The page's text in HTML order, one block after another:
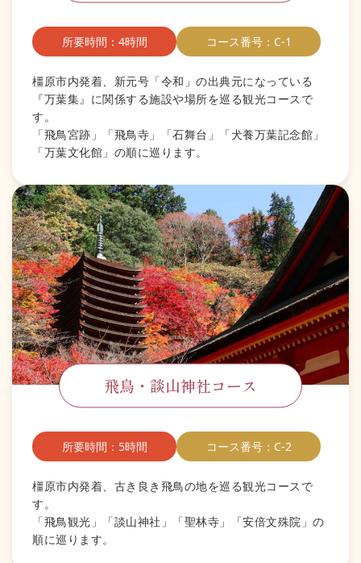
所要時間：4時間 コース番号：C-1
橿原市内発着、新元号「令和」の出典元になっている
『万葉集』に関係する施設や場所を巡る観光コースで
す。
「飛鳥宮跡」「飛鳥寺」「石舞台」「犬養万葉記念館」
「万葉文化館」の順に巡ります。
飛鳥・談山神社コース
所要時間：5時間 コース番号：C-2
橿原市内発着、古き良き飛鳥の地を巡る観光コースで
す。
「飛鳥観光」「談山神社」「聖林寺」「安倍文殊院」の
順に巡ります。